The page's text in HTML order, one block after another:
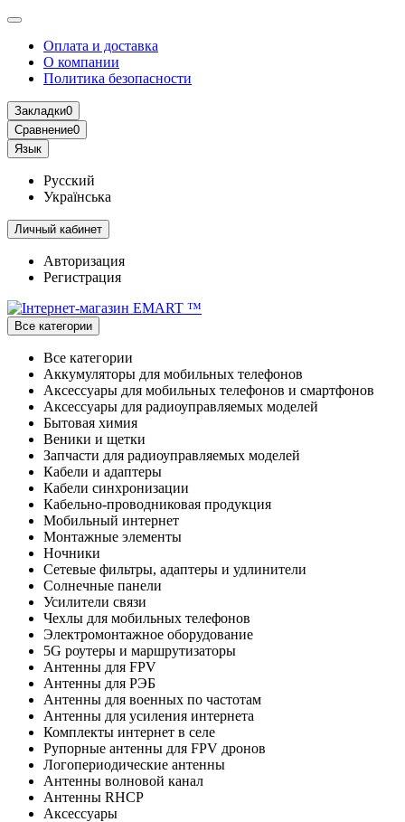
Оплата и доставка
О компании
Политика безопасности
Закладки0
Сравнение0
Язык
Русский
Українська
Личный кабинет
Авторизация
Регистрация
Все категории
Все категории
Аккумуляторы для мобильных телефонов
Аксессуары для мобильных телефонов и смартфонов
Аксессуары для радиоуправляемых моделей
Бытовая химия
Веники и щетки
Запчасти для радиоуправляемых моделей
Кабели и адаптеры
Кабели синхронизации
Кабельно-проводниковая продукция
Мобильный интернет
Монтажные элементы
Ночники
Сетевые фильтры, адаптеры и удлинители
Солнечные панели
Усилители связи
Чехлы для мобильных телефонов
Электромонтажное оборудование
5G роутеры и маршрутизаторы
Антенны для FPV
Антенны для РЭБ
Антенны для военных по частотам
Антенны для усиления интернета
Комплекты интернет в селе
Рупорные антенны для FPV дронов
Логопериодические антенны
Антенны волновой канал
Антенны RHCP
Аксессуары